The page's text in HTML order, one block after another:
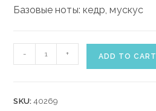
Базовые ноты: кедр, мускус
OMNIA
- + ADD TO CART
SKU: 40269